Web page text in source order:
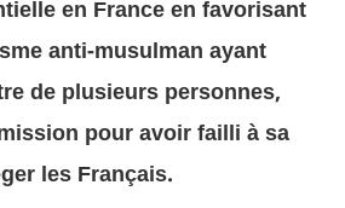
en France en favorisant
anti-musulman ayant
de plusieurs personnes,
pour avoir failli à sa
les Français.